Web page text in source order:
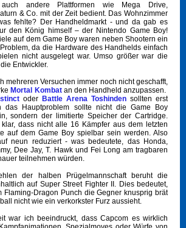
auch andere Plattformen wie Mega Drive,
& Co. mit der Zeit bedient. Das Wohnzimmer
fehlte? Der Handheldmarkt - und da gab es
den König himself – der Nintendo Game Boy!
auf dem Game Boy waren neben Shootern ein
da die Hardware des Handhelds einfach
nicht ausgelegt war. Umso größer war die
Entwickler.
mehreren Versuchen immer noch nicht geschafft,
Mortal Kombatan den Handheld anzupassen.
oder Battle Arena Toshinden sollten erst
das Hauptproblem sollte nicht die Game Boy
sondern der limitierte Speicher der Cartridge.
dass nicht alle 16 Kämpfer aus dem letzten
auf dem Game Boy spielbar sein werden. Also
neun reduziert - was bedeutete, das Honda,
Dee Jay, T. Hawk und Fei Long am tragbaren
teilnehmen würden.
der halben Prügelmannschaft beruht die
auf Super Street Fighter II. Dies bedeutet,
Flaming-Dragon Punch die Gegner knusprig brät
nicht wie ein verkorkster Furz aussieht.
war ich beeindruckt, dass Capcom es wirklich